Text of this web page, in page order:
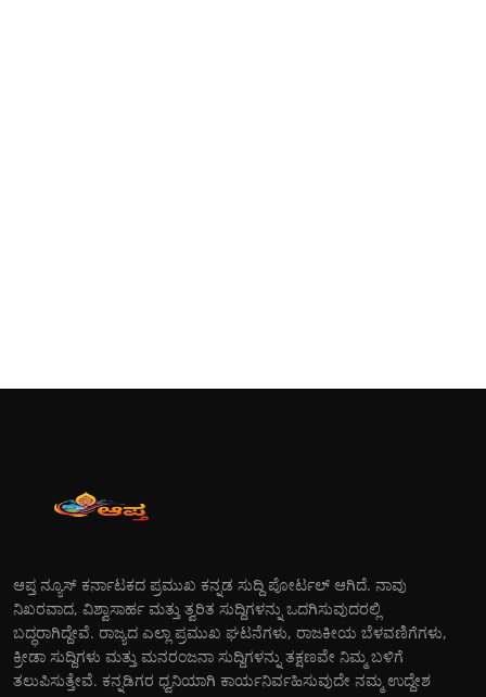
ಆಪ್ತ ನ್ಯೂಸ್ ಕರ್ನಾಟಕದ ಪ್ರಮುಖ ಕನ್ನಡ ಸುದ್ದಿ ಪೋರ್ಟಲ್ ಆಗಿದೆ. ನಾವು
ನಿಖರವಾದ, ವಿಶ್ವಾಸಾರ್ಹ ಮತ್ತು ತ್ವರಿತ ಸುದ್ದಿಗಳನ್ನು ಒದಗಿಸುವುದರಲ್ಲಿ
ಬದ್ಧರಾಗಿದ್ದೇವೆ. ರಾಜ್ಯದ ಎಲ್ಲಾ ಪ್ರಮುಖ ಘಟನೆಗಳು, ರಾಜಕೀಯ ಬೆಳವಣಿಗೆಗಳು,
ಕ್ರೀಡಾ ಸುದ್ದಿಗಳು ಮತ್ತು ಮನರಂಜನಾ ಸುದ್ದಿಗಳನ್ನು ತಕ್ಷಣವೇ ನಿಮ್ಮ ಬಳಿಗೆ
ತಲುಪಿಸುತ್ತೇವೆ. ಕನ್ನಡಿಗರ ಧ್ವನಿಯಾಗಿ ಕಾರ್ಯನಿರ್ವಹಿಸುವುದೇ ನಮ್ಮ ಉದ್ದೇಶ